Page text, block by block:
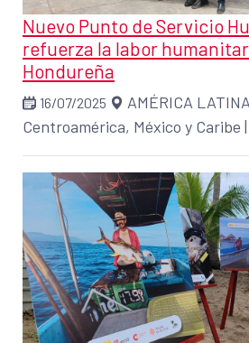
Nuevo Punto de Servicio
refuerza la labor
Hondureña
16/07/2025 AMÉRICA
Centroamérica, México y Caribe |